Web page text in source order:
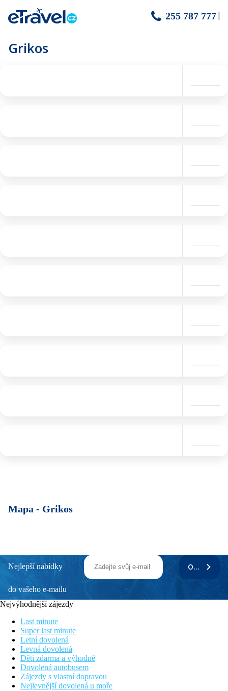
255 787 777
Grikos
Mapa - Grikos
Nejlepší nabídky
do vašeho e-mailu
ODEBÍRAT
Nejvýhodnější zájezdy
Last minute
Super last minute
Letní dovolená
Levná dovolená
Děti zdarma a výhodně
Dovolená autobusem
Zájezdy s vlastní dopravou
Nejlevnější dovolená u moře